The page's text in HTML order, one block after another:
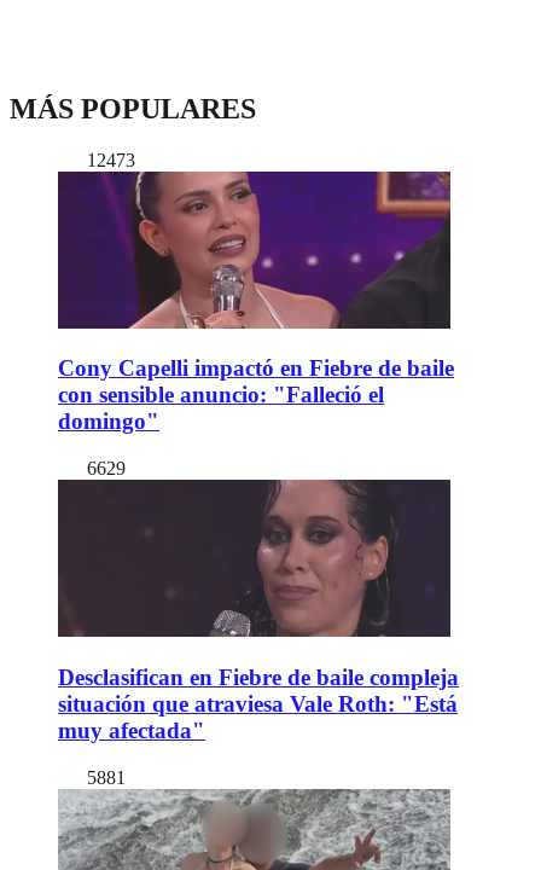
MÁS POPULARES
12473
Cony Capelli impactó en Fiebre de baile
con sensible anuncio: "Falleció el
domingo"
6629
Desclasifican en Fiebre de baile compleja
situación que atraviesa Vale Roth: "Está
muy afectada"
5881